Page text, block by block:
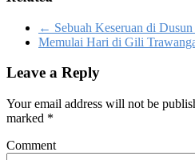
← Sebuah Keseruan di
Memulai Hari di Gili
Leave a Reply
Your email address will not be
marked *
Comment